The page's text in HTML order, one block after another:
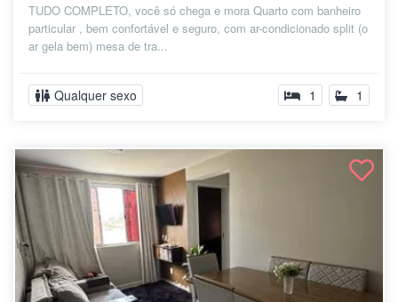
TUDO COMPLETO, você só chega e mora Quarto com banheiro
particular , bem confortável e seguro, com ar-condicionado split (o
ar gela bem) mesa de tra...
Qualquer sexo 1 1